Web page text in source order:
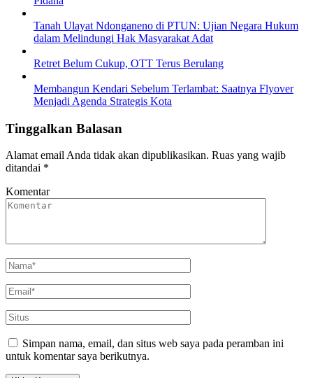
Tanah Ulayat Ndonganeno di PTUN: Ujian Negara Hukum
dalam Melindungi Hak Masyarakat Adat
Retret Belum Cukup, OTT Terus Berulang
Membangun Kendari Sebelum Terlambat: Saatnya Flyover
Menjadi Agenda Strategis Kota
Tinggalkan Balasan
Alamat email Anda tidak akan dipublikasikan. Ruas yang wajib
ditandai *
Komentar
Simpan nama, email, dan situs web saya pada peramban ini
untuk komentar saya berikutnya.